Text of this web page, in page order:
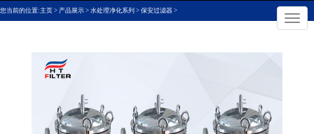
切
换
导
×
您当前的位置:主页 > 产品展示 > 水处理净化系列 > 保安过滤器 >